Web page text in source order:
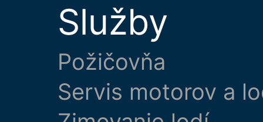
Služby
Požičovňa
Servis motorov a